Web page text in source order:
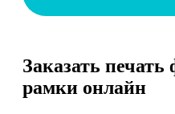
Заказать печать
рамки онлайн